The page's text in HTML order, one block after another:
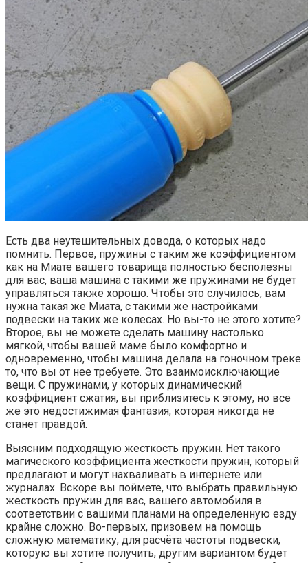
Есть два неутешительных довода, о которых надо
помнить. Первое, пружины с таким же коэффициентом
как на Миате вашего товарища полностью бесполезны
для вас, ваша машина с такими же пружинами не будет
управляться также хорошо. Чтобы это случилось, вам
нужна такая же Миата, с такими же настройками
подвески на таких же колесах. Но вы-то не этого хотите?
Второе, вы не можете сделать машину настолько
мягкой, чтобы вашей маме было комфортно и
одновременно, чтобы машина делала на гоночном треке
то, что вы от нее требуете. Это взаимоисключающие
вещи. С пружинами, у которых динамический
коэффициент сжатия, вы приблизитесь к этому, но все
же это недостижимая фантазия, которая никогда не
станет правдой.
Выясним подходящую жесткость пружин. Нет такого
магического коэффициента жесткости пружин, который
предлагают и могут нахваливать в интернете или
журналах. Вскоре вы поймете, что выбрать правильную
жесткость пружин для вас, вашего автомобиля в
соответствии с вашими планами на определенную езду
крайне сложно. Во-первых, призовем на помощь
сложную математику, для расчёта частоты подвески,
которую вы хотите получить, другим вариантом будет